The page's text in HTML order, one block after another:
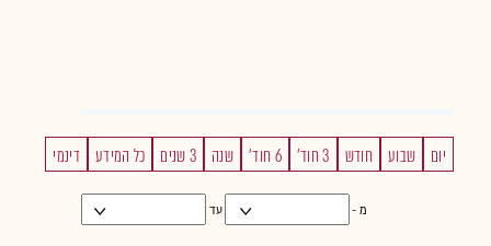
יום שבוע חודש 3 חוד' 6 חוד' שנה 3 שנים כל המידע דינמי
מ - עד